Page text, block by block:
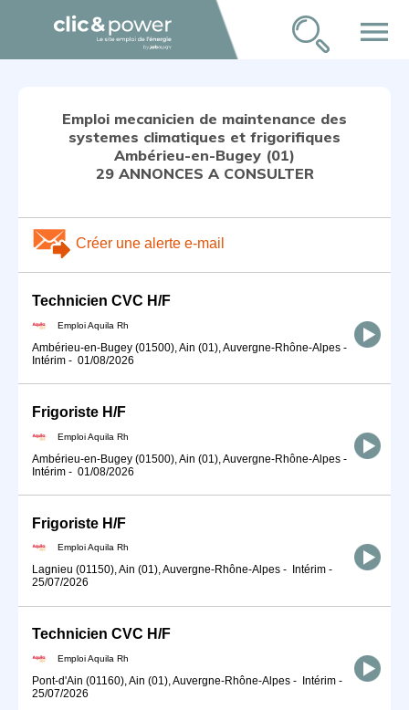
menu
Emploi mecanicien de maintenance des
systemes climatiques et frigorifiques
Ambérieu-en-Bugey (01)
29 ANNONCES A CONSULTER
Créer une alerte e-mail
Technicien CVC H/F
Emploi Aquila Rh
Ambérieu-en-Bugey (01500), Ain (01), Auvergne-Rhône-Alpes -
Intérim - 01/08/2026
Frigoriste H/F
Emploi Aquila Rh
Ambérieu-en-Bugey (01500), Ain (01), Auvergne-Rhône-Alpes -
Intérim - 01/08/2026
Frigoriste H/F
Emploi Aquila Rh
Lagnieu (01150), Ain (01), Auvergne-Rhône-Alpes - Intérim -
25/07/2026
Technicien CVC H/F
Emploi Aquila Rh
Pont-d'Ain (01160), Ain (01), Auvergne-Rhône-Alpes - Intérim -
25/07/2026